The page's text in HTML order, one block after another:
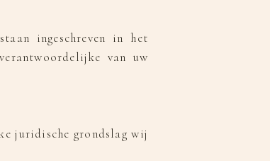
ingeschreven in het
van uw
juridische grondslag wij